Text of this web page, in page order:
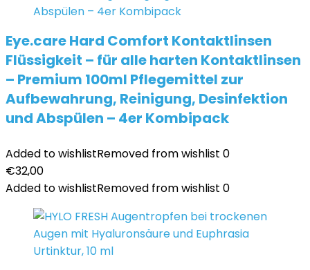
Eye.care Hard Comfort Kontaktlinsen
Flüssigkeit – für alle harten Kontaktlinsen
– Premium 100ml Pflegemittel zur
Aufbewahrung, Reinigung, Desinfektion
und Abspülen – 4er Kombipack
Added to wishlistRemoved from wishlist 0
€32,00
Added to wishlistRemoved from wishlist 0